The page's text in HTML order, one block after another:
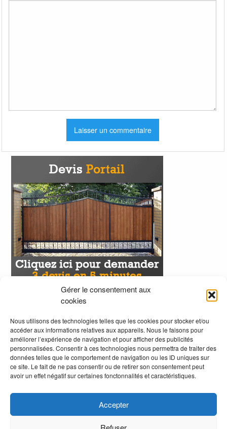
Gérer le consentement aux
cookies
Nous utilisons des technologies telles que les cookies pour stocker et/ou
accéder aux informations relatives aux appareils. Nous le faisons pour
améliorer l’expérience de navigation et pour afficher des publicités
personnalisées. Consentir à ces technologies nous permettra de traiter des
données telles que le comportement de navigation ou les ID uniques sur
ce site. Le fait de ne pas consentir ou de retirer son consentement peut
avoir un effet négatif sur certaines fonctonnalités et caractéristiques.
Accepter